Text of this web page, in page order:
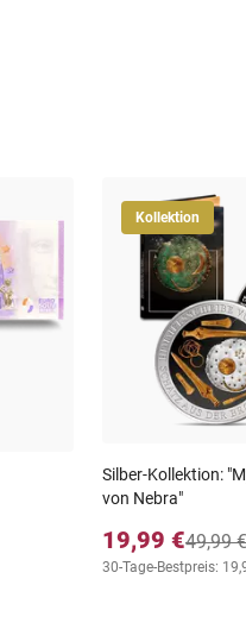
Kollektion
Silber-Kollektion:
von Nebra"
19,99 €49,99 €
30-Tage-Bestpreis: